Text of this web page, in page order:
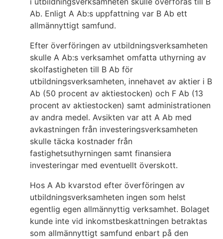
Ab. Enligt A Ab:s uppfattning var B Ab ett
allmännyttigt samfund.
Efter överföringen av utbildningsverksamheten
skulle A Ab:s verksamhet omfatta uthyrning av
skolfastigheten till B Ab för
utbildningsverksamheten, innehavet av aktier i B
Ab (50 procent av aktiestocken) och F Ab (13
procent av aktiestocken) samt administrationen
av andra medel. Avsikten var att A Ab med
avkastningen från investeringsverksamheten
skulle täcka kostnader från
fastighetsuthyrningen samt finansiera
investeringar med eventuellt överskott.
Hos A Ab kvarstod efter överföringen av
utbildningsverksamheten ingen som helst
egentlig egen allmännyttig verksamhet. Bolaget
kunde inte vid inkomstbeskattningen betraktas
som allmännyttigt samfund enbart på den